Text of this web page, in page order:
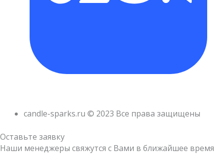
candle-sparks.ru © 2023 Все права защищены
Оставьте заявку
Наши менеджеры свяжутся с Вами в ближайшее время